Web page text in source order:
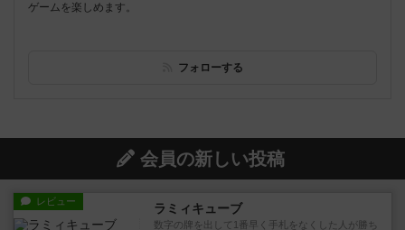
ゲームを楽しめます。
フォローする
会員の新しい投稿
レビュー ラミィキューブ
数字の牌を出して1番早く手札をなくした人が勝ち